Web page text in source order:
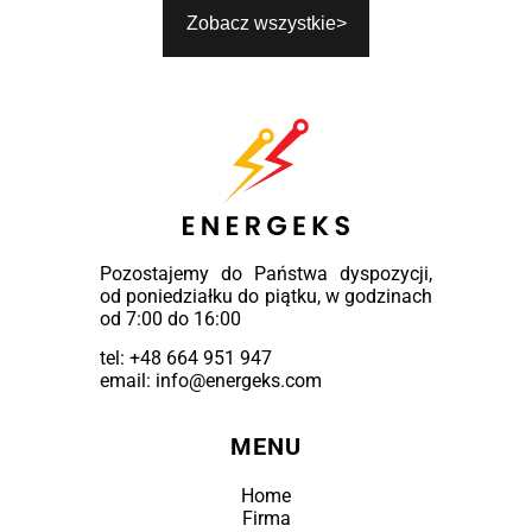
Zobacz wszystkie
Pozostajemy do Państwa dyspozycji,
od poniedziałku do piątku, w godzinach
od 7:00 do 16:00
tel: +48 664 951 947
email: info@energeks.com
MENU
Home
Firma